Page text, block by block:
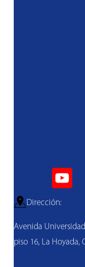
Dirección:
Avenida
piso 16, La Hoyada,